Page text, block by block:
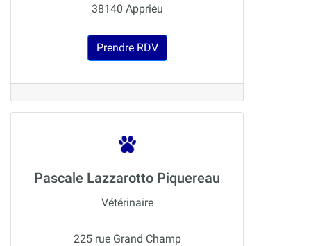
38140 Apprieu
Prendre RDV
Pascale Lazzarotto Piquereau
Vétérinaire
225 rue Grand Champ